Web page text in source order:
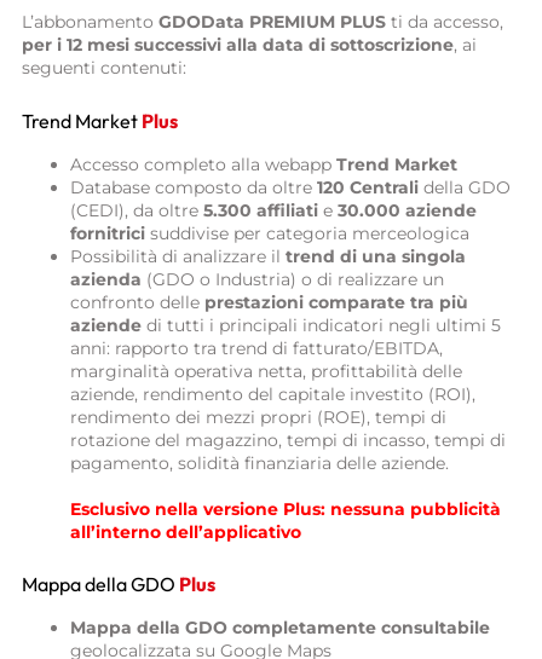
L’abbonamento GDOData PREMIUM PLUS ti da accesso,
per i 12 mesi successivi alla data di sottoscrizione, ai
seguenti contenuti:
Trend Market Plus
Accesso completo alla webapp Trend Market
Database composto da oltre 120 Centrali della GDO
(CEDI), da oltre 5.300 affiliati e 30.000 aziende
fornitrici suddivise per categoria merceologica
Possibilità di analizzare il trend di una singola
azienda (GDO o Industria) o di realizzare un
confronto delle prestazioni comparate tra più
aziende di tutti i principali indicatori negli ultimi 5
anni: rapporto tra trend di fatturato/EBITDA,
marginalità operativa netta, profittabilità delle
aziende, rendimento del capitale investito (ROI),
rendimento dei mezzi propri (ROE), tempi di
rotazione del magazzino, tempi di incasso, tempi di
pagamento, solidità finanziaria delle aziende.
Esclusivo nella versione Plus: nessuna pubblicità
all’interno dell’applicativo
Mappa della GDO Plus
Mappa della GDO completamente consultabile
geolocalizzata su Google Maps